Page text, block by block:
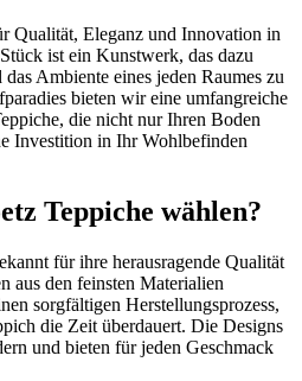
Qualität, Eleganz und Innovation in
ist ein Kunstwerk, das dazu
Ambiente eines jeden Raumes zu
bieten wir eine umfangreiche
die nicht nur Ihren Boden
Investition in Ihr Wohlbefinden
Teppiche wählen?
für ihre herausragende Qualität
aus den feinsten Materialien
sorgfältigen Herstellungsprozess,
die Zeit überdauert. Die Designs
und bieten für jeden Geschmack